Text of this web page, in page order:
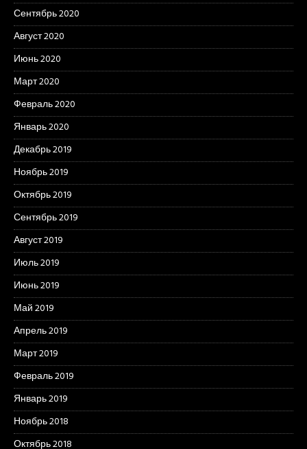
Сентябрь 2020
Август 2020
Июнь 2020
Март 2020
Февраль 2020
Январь 2020
Декабрь 2019
Ноябрь 2019
Октябрь 2019
Сентябрь 2019
Август 2019
Июль 2019
Июнь 2019
Май 2019
Апрель 2019
Март 2019
Февраль 2019
Январь 2019
Ноябрь 2018
Октябрь 2018